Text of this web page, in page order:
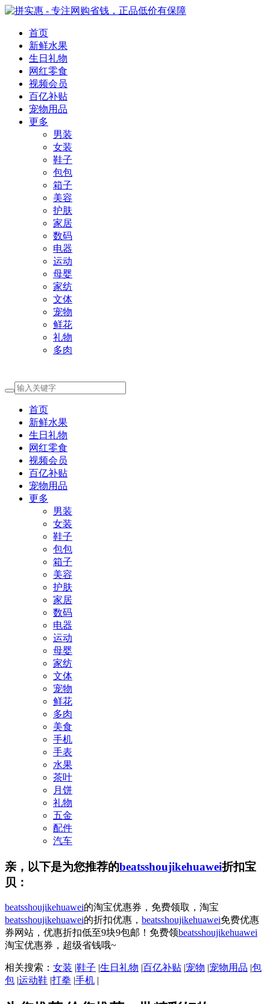
首页
新鲜水果
生日礼物
网红零食
视频会员
百亿补贴
宠物用品
更多
男装
女装
鞋子
包包
箱子
美容
护肤
家居
数码
电器
运动
母婴
家纺
文体
宠物
鲜花
礼物
多肉
首页
新鲜水果
生日礼物
网红零食
视频会员
百亿补贴
宠物用品
更多
男装
女装
鞋子
包包
箱子
美容
护肤
家居
数码
电器
运动
母婴
家纺
文体
宠物
鲜花
多肉
美食
手机
手表
水果
茶叶
月饼
礼物
五金
配件
汽车
亲，以下是为您推荐的beatsshoujikehuawei折扣宝
贝：
beatsshoujikehuawei的淘宝优惠券，免费领取，淘宝
beatsshoujikehuawei的折扣优惠， beatsshoujikehuawei免费优惠
券网站，优惠折扣低至9块9包邮！免费领beatsshoujikehuawei
淘宝优惠券，超级省钱哦~
相关搜索： 女装 |鞋子 |生日礼物 |百亿补贴 |宠物 |宠物用品 |包
包 |运动鞋 |打拳 |手机 |